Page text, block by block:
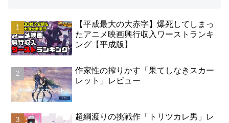
【平成最大の大赤字】爆死してしまっ
たアニメ映画興行収入ワーストランキ
ング【平成版】
作家性の搾りかす「果てしなきスカー
レット」レビュー
超綱渡りの挑戦作「トリツカレ男」レ